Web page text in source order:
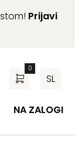
Prijavi
0
SL
NA ZALOGI